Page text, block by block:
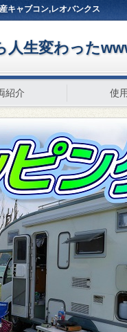
キャブコン,レオバンクス
人生変わった
紹介 使